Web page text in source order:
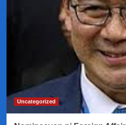
Uncategorized